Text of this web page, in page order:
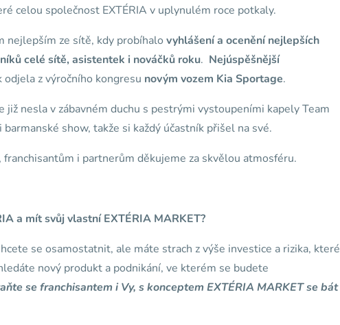
celou společnost EXTÉRIA v uplynulém roce potkaly.
nejlepším ze sítě, kdy probíhalo vyhlášení a ocenění nejlepších
celé sítě, asistentek i nováčků roku. Nejúspěšnější
odjela z výročního kongresu novým vozem Kia Sportage.
již nesla v zábavném duchu s pestrými vystoupeními kapely Team
show, takže si každý účastník přišel na své.
i partnerům děkujeme za skvělou atmosféru.
a mít svůj vlastní EXTÉRIA MARKET?
se osamostatnit, ale máte strach z výše investice a rizika, které
nový produkt a podnikání, ve kterém se budete
se franchisantem i Vy, s konceptem EXTÉRIA MARKET se bát